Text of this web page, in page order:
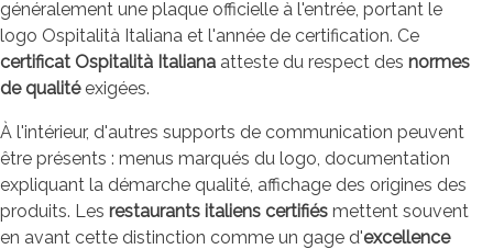
généralement une plaque officielle à l'entrée, portant le
logo Ospitalità Italiana et l'année de certification. Ce
certificat Ospitalità Italiana atteste du respect des normes
de qualitéexigées.
À l'intérieur, d'autres supports de communication peuvent
être présents : menus marqués du logo, documentation
expliquant la démarche qualité, affichage des origines des
produits. Les restaurants italiens certifiés mettent souvent
en avant cette distinction comme un gage d'excellence